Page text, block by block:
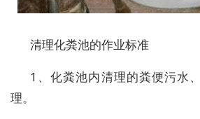
清理化粪池的作业标准
1、化粪池内清理的粪便污水
理。